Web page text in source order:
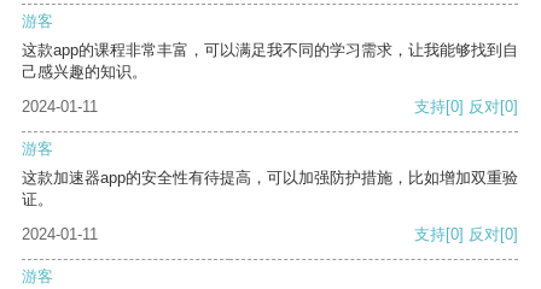
游客
这款app的课程非常丰富，可以满足我不同的学习需求，让我能够找到自
己感兴趣的知识。
2024-01-11
支持[0] 反对[0]
游客
这款加速器app的安全性有待提高，可以加强防护措施，比如增加双重验
证。
2024-01-11
支持[0] 反对[0]
游客